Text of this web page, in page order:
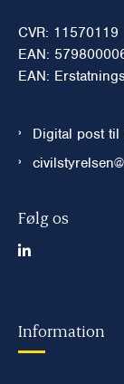
CVR: 11570119
EAN:
EAN:
Digital post til
Følg os
Information